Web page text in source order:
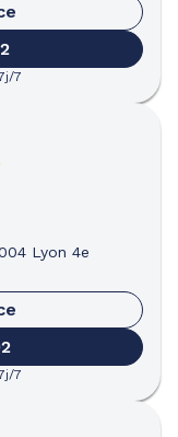
7
Lyon 4e
7